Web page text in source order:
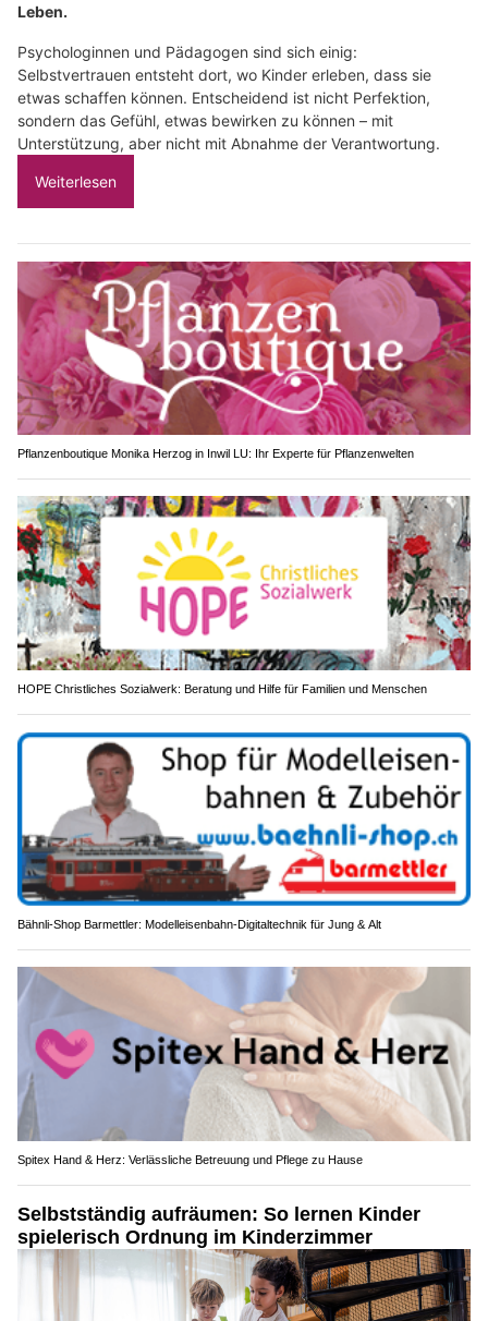
Leben.
Psychologinnen und Pädagogen sind sich einig:
Selbstvertrauen entsteht dort, wo Kinder erleben, dass sie
etwas schaffen können. Entscheidend ist nicht Perfektion,
sondern das Gefühl, etwas bewirken zu können – mit
Unterstützung, aber nicht mit Abnahme der Verantwortung.
Weiterlesen
Pflanzenboutique Monika Herzog in Inwil LU: Ihr Experte für Pflanzenwelten
HOPE Christliches Sozialwerk: Beratung und Hilfe für Familien und Menschen
Bähnli-Shop Barmettler: Modelleisenbahn-Digitaltechnik für Jung & Alt
Spitex Hand & Herz: Verlässliche Betreuung und Pflege zu Hause
Selbstständig aufräumen: So lernen Kinder
spielerisch Ordnung im Kinderzimmer